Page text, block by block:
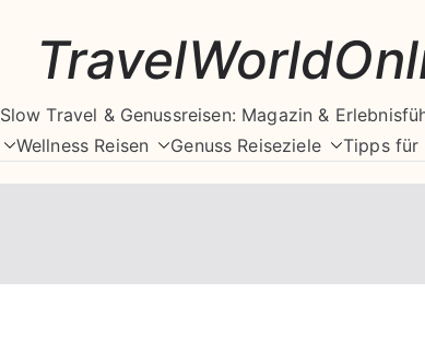
Slow Travel & Genussreisen: Magazin &
Wellness Reisen Genuss Reiseziele Tipps für